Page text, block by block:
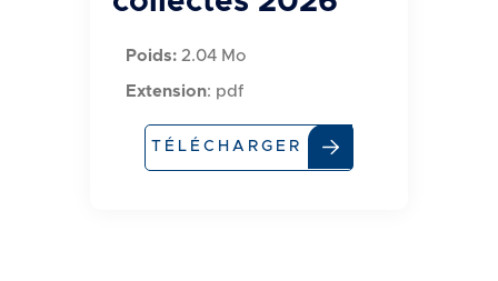
Poids: 2.04 Mo
Extension: pdf
TÉLÉCHARGER